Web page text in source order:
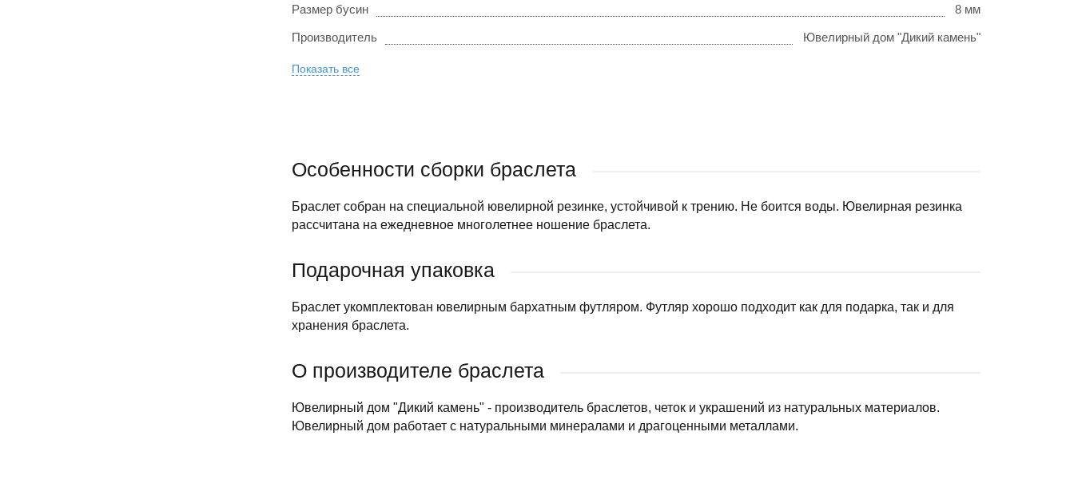
Размер бусин 8 мм
Производитель Ювелирный дом "Дикий камень"
Показать все
Особенности сборки браслета
Браслет собран на специальной ювелирной резинке, устойчивой к трению. Не боится воды. Ювелирная резинка
рассчитана на ежедневное многолетнее ношение браслета.
Подарочная упаковка
Браслет укомплектован ювелирным бархатным футляром. Футляр хорошо подходит как для подарка, так и для
хранения браслета.
О производителе браслета
Ювелирный дом "Дикий камень" - производитель браслетов, четок и украшений из натуральных материалов.
Ювелирный дом работает с натуральными минералами и драгоценными металлами.